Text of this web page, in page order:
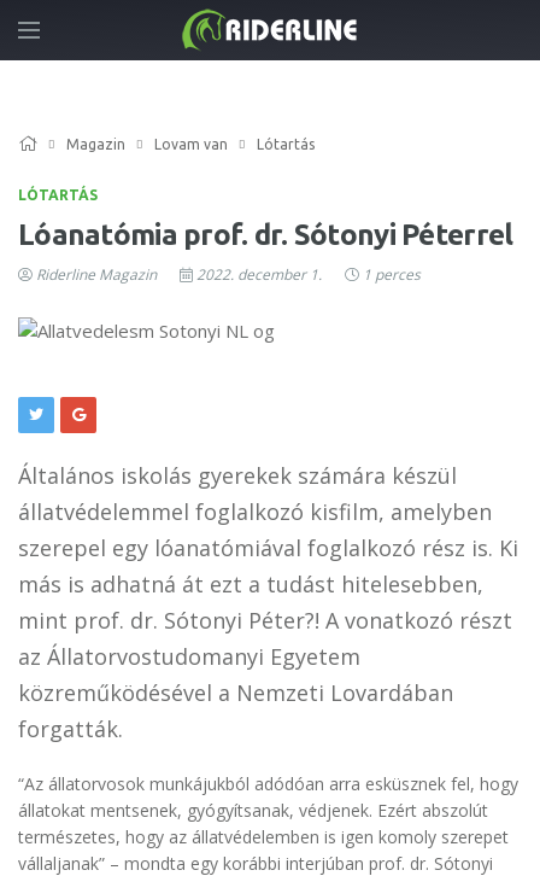
Magazin Lovam van Lótartás
LÓTARTÁS
Lóanatómia prof. dr. Sótonyi Péterrel
Riderline Magazin 2022. december 1. 1 perces
Általános iskolás gyerekek számára készül
állatvédelemmel foglalkozó kisfilm, amelyben
szerepel egy lóanatómiával foglalkozó rész is. Ki
más is adhatná át ezt a tudást hitelesebben,
mint prof. dr. Sótonyi Péter?! A vonatkozó részt
az Állatorvostudomanyi Egyetem
közreműködésével a Nemzeti Lovardában
forgatták.
“Az állatorvosok munkájukból adódóan arra esküsznek fel, hogy
állatokat mentsenek, gyógyítsanak, védjenek. Ezért abszolút
természetes, hogy az állatvédelemben is igen komoly szerepet
vállaljanak” – mondta egy korábbi interjúban prof. dr. Sótonyi